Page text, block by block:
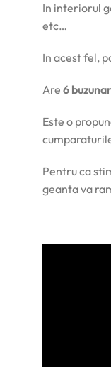
In interiorul
etc…
In acest fel,
Are 6
Este o
Pentru ca
geanta va